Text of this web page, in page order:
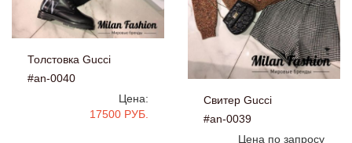
Свитер Gucci
#an-0039
Цена по запросу
Толстовка Gucci
#an-0040
Цена:
17500 РУБ.